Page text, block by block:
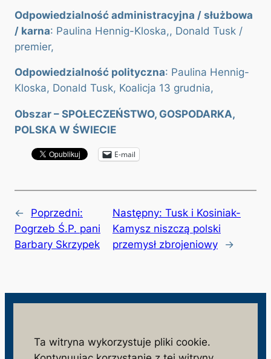
Odpowiedzialność administracyjna / służbowa
/ karna: Paulina Hennig-Kloska,, Donald Tusk /
premier,
Odpowiedzialność polityczna: Paulina Hennig-
Kloska, Donald Tusk, Koalicja 13 grudnia,
Obszar – SPOŁECZEŃSTWO, GOSPODARKA,
POLSKA W ŚWIECIE
E-mail
←
Poprzedni:
Pogrzeb Ś.P. pani
Barbary Skrzypek
Następny: Tusk i Kosiniak-
Kamysz niszczą polski
przemysł zbrojeniowy
→
Ta witryna wykorzystuje pliki cookie.